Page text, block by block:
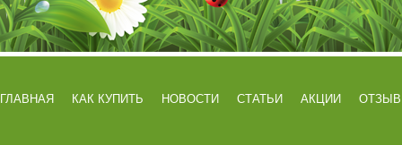
ГЛАВНАЯ КАК КУПИТЬ НОВОСТИ СТАТЬИ АКЦИИ